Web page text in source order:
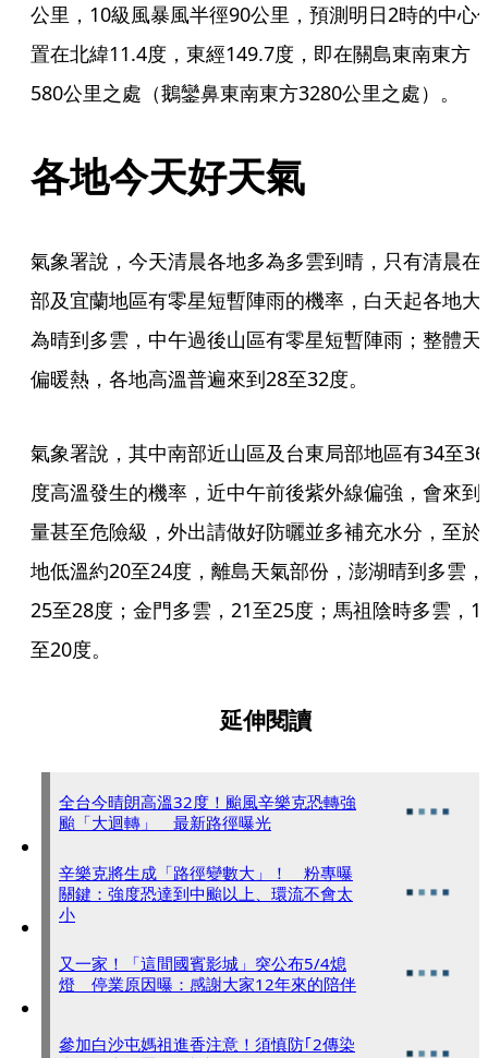
公里，10級風暴風半徑90公里，預測明日2時的中心
置在北緯11.4度，東經149.7度，即在關島東南東方
580公里之處（鵝鑾鼻東南東方3280公里之處）。
各地今天好天氣
氣象署說，今天清晨各地多為多雲到晴，只有清晨在
部及宜蘭地區有零星短暫陣雨的機率，白天起各地大
為晴到多雲，中午過後山區有零星短暫陣雨；整體天
偏暖熱，各地高溫普遍來到28至32度。
氣象署說，其中南部近山區及台東局部地區有34至36
度高溫發生的機率，近中午前後紫外線偏強，會來到
量甚至危險級，外出請做好防曬並多補充水分，至於
地低溫約20至24度，離島天氣部份，澎湖晴到多雲，
25至28度；金門多雲，21至25度；馬祖陰時多雲，
至20度。
延伸閱讀
全台今晴朗高溫32度！颱風辛樂克恐轉強
颱「大迴轉」 最新路徑曝光
辛樂克將生成「路徑變數大」！ 粉專曝
關鍵：強度恐達到中颱以上、環流不會太
小
又一家！「這間國賓影城」突公布5/4熄
燈 停業原因曝：感謝大家12年來的陪伴
參加白沙屯媽祖進香注意！須慎防｢2傳染